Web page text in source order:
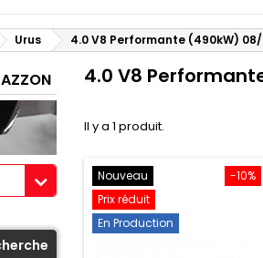
Urus 4.0 V8 Performante (490kW)
4.0 V8
Il y a 1 produit.
-10%
Nouveau
Prix réduit
En Production